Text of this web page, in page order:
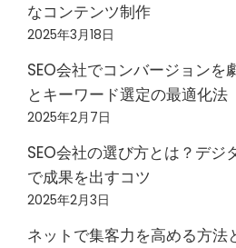
なコンテンツ制作
2025年3月18日
SEO会社でコンバージョンを
とキーワード選定の最適化法
2025年2月7日
SEO会社の選び方とは？デジ
で成果を出すコツ
2025年2月3日
ネットで集客力を高める方法